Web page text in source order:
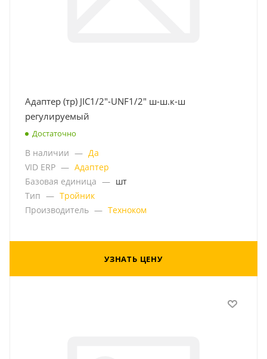
Адаптер (тр) JIC1/2"-UNF1/2" ш-ш.к-ш
регулируемый
Достаточно
В наличии — Да
VID ERP — Адаптер
Базовая единица — шт
Тип — Тройник
Производитель — Техноком
УЗНАТЬ ЦЕНУ